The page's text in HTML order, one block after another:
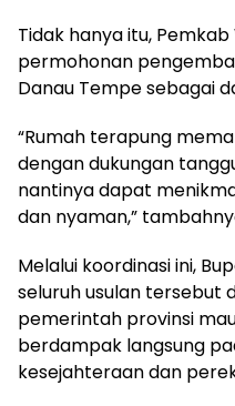
Tidak hanya itu,
permohonan
Danau Tempe sebagai
“Rumah terapung
dengan dukungan
nantinya dapat
dan nyaman,”
Melalui koordinasi ini,
seluruh usulan tersebut
pemerintah provinsi
berdampak langsung
kesejahteraan dan